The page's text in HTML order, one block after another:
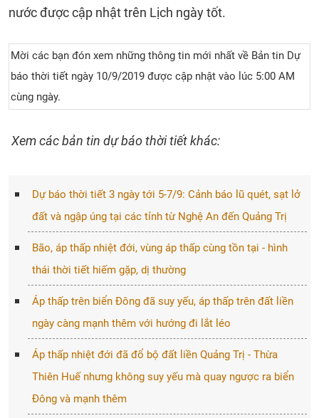
nước được cập nhật trên Lịch ngày tốt.
Mời các bạn đón xem những thông tin mới nhất về Bản tin Dự
báo thời tiết ngày 10/9/2019 được cập nhật vào lúc 5:00 AM
cùng ngày.
Xem các bản tin dự báo thời tiết khác:
Dự báo thời tiết 3 ngày tới 5-7/9: Cảnh báo lũ quét, sạt lở
đất và ngập úng tại các tỉnh từ Nghệ An đến Quảng Trị
Bão, áp thấp nhiệt đới, vùng áp thấp cùng tồn tại - hình
thái thời tiết hiếm gặp, dị thường
Áp thấp trên biển Đông đã suy yếu, áp thấp trên đất liền
ngày càng mạnh thêm với hướng đi lắt léo
Áp thấp nhiệt đới đã đổ bộ đất liền Quảng Trị - Thừa
Thiên Huế nhưng không suy yếu mà quay ngược ra biển
Đông và mạnh thêm